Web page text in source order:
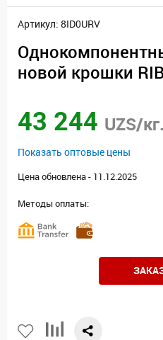
Артикул: 8ID0URV
новой крошки
43 244 UZS/кг.
Показать оптовые цены
Цена обновлена - 11.12.2025
Методы оплаты: